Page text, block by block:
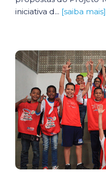
iniciativa d... [saiba mais]